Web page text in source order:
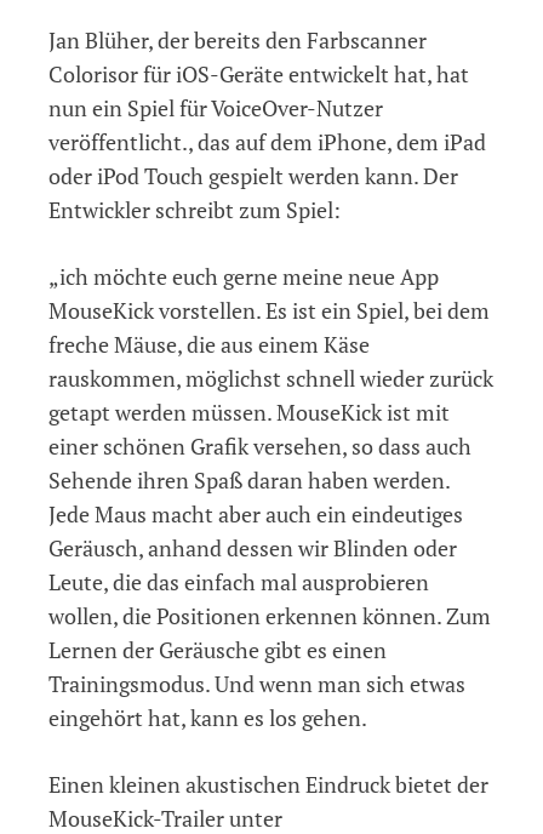
–
Spiel
blinde
VoiceOver-
Nutzer
Jan Blüher, der bereits den Farbscanner
Colorisor für iOS-Geräte entwickelt hat, hat
nun ein Spiel für VoiceOver-Nutzer
veröffentlicht., das auf dem iPhone, dem iPad
oder iPod Touch gespielt werden kann. Der
Entwickler schreibt zum Spiel:
„ich möchte euch gerne meine neue App
MouseKick vorstellen. Es ist ein Spiel, bei dem
freche Mäuse, die aus einem Käse
rauskommen, möglichst schnell wieder zurück
getapt werden müssen. MouseKick ist mit
einer schönen Grafik versehen, so dass auch
Sehende ihren Spaß daran haben werden.
Jede Maus macht aber auch ein eindeutiges
Geräusch, anhand dessen wir Blinden oder
Leute, die das einfach mal ausprobieren
wollen, die Positionen erkennen können. Zum
Lernen der Geräusche gibt es einen
Trainingsmodus. Und wenn man sich etwas
eingehört hat, kann es los gehen.
Einen kleinen akustischen Eindruck bietet der
MouseKick-Trailer unter